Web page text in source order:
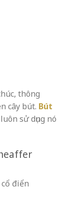
thông
cây bút. Bút
sử dụng nó
điển